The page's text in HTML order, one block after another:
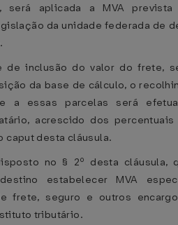
será aplicada a MVA
da unidade federada de
de inclusão do valor do frete,
da base de cálculo, o
a essas parcelas será
acrescido dos percentuais
desta cláusula.
no § 2º desta cláusula,
estabelecer MVA
frete, seguro e outros
tributário.